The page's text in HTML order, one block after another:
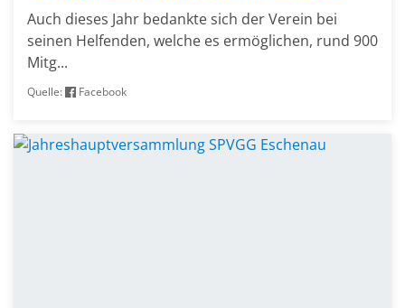
Auch dieses Jahr bedankte sich der Verein bei
seinen Helfenden, welche es ermöglichen, rund 900
Mitg...
Quelle: Facebook